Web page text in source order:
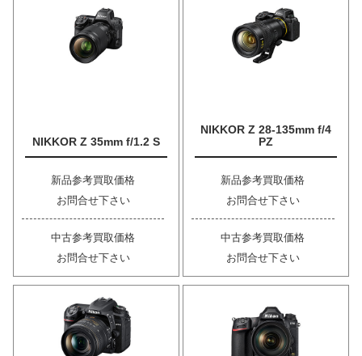
NIKKOR Z 35mm f/1.2 S
新品参考買取価格
お問合せ下さい
中古参考買取価格
お問合せ下さい
NIKKOR Z 28-135mm f/4
PZ
新品参考買取価格
お問合せ下さい
中古参考買取価格
お問合せ下さい